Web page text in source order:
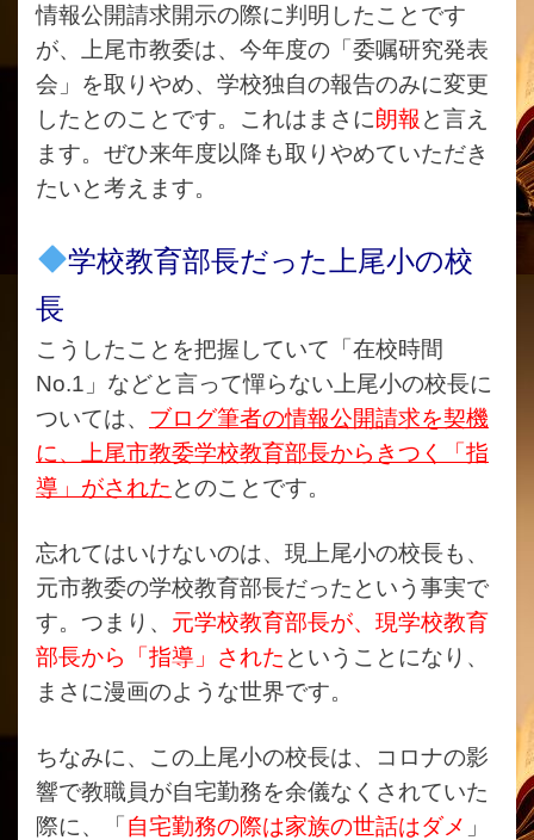
情報公開請求開示の際に判明したことです
が、上尾市教委は、今年度の 「委嘱研究発表
会」を取りやめ、学校独自の報告のみに変更
したとのことです。これはまさに朗報 と言え
ます。ぜひ来年度以降も取りやめていただき
たいと考えます。
学校教育部長だった上尾小の校
長
こうしたことを把握していて「在校時間
No.1 」などと言って憚らない上尾小の校長に
ついては、 ブログ筆者の情報公開請求を契機
に、上尾市教委学校教育部長からきつく「指
導」がされた とのことです。
忘れてはいけないのは、現上尾小の校長も、
元市教委の学校教育部長だったという事実で
す。つまり、 元学校教育部長が、現学校教育
部長から「指導」された ということになり、
まさに漫画のような世界です。
ちなみに、この上尾小の校長は、コロナの影
響で教職員が自宅勤務を余儀なくされていた
際に、「 自宅勤務の際は家族の世話はダメ 」